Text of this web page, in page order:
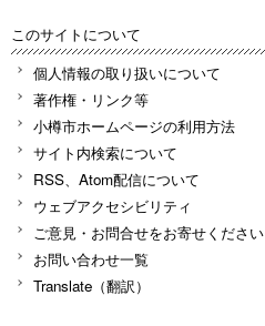
このサイトについて
個人情報の取り扱いについて
著作権・リンク等
小樽市ホームページの利用方法
サイト内検索について
RSS、Atom配信について
ウェブアクセシビリティ
ご意見・お問合せをお寄せください
お問い合わせ一覧
Translate（翻訳）